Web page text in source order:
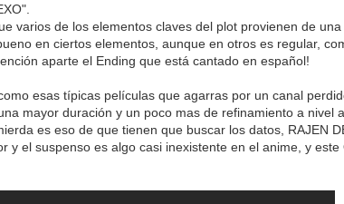
varios de los elementos claves del plot provienen de
en ciertos elementos, aunque en otros es regular,
aparte el Ending que está cantado en español!
esas típicas películas que agarras por un canal
mayor duración y un poco mas de refinamiento a nivel
es eso de que tienen que buscar los datos, RAJEN
y el suspenso es algo casi inexistente en el anime, y este